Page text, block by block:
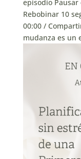
episodio
Rebobinar 10
00:00 /
mudanza es un